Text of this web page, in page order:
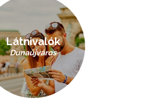
Látnivalók
Dunaújváros